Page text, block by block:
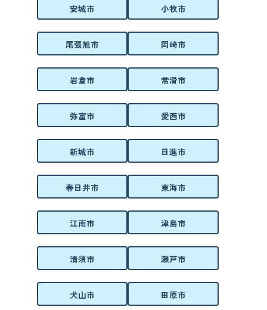
安城市 小牧市
尾張旭市 岡崎市
岩倉市 常滑市
弥富市 愛西市
新城市 日進市
春日井市 東海市
江南市 津島市
清須市 瀬戸市
犬山市 田原市